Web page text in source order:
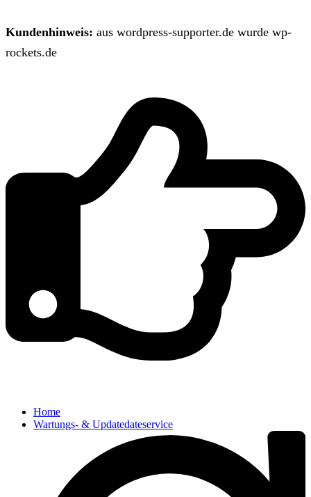
Kundenhinweis: aus wordpress-supporter.de wurde wp-
rockets.de
Home
Wartungs- & Updatedateservice